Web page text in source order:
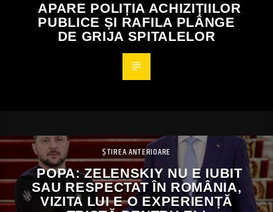
APARE POLIȚIA ACHIZIȚIILOR
PUBLICE ȘI RAFILA PLÂNGE
DE GRIJA SPITALELOR
ȘTIREA ANTERIOARE
POPA: ZELENSKIY NU E IUBIT
SAU RESPECTAT ÎN ROMÂNIA,
VIZITA LUI E O EXPERIENȚĂ